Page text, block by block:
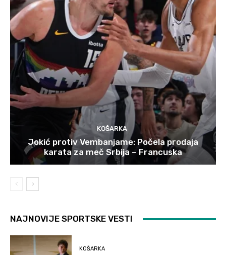
KOŠARKA
Jokić protiv Vembanjame: Počela prodaja
karata za meč Srbija – Francuska
NAJNOVIJE SPORTSKE VESTI
KOŠARKA